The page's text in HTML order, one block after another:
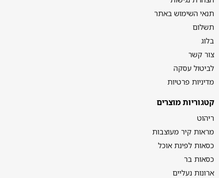
תנאי השימוש באתר
תשלום
בלוג
צור קשר
לביטול עסקה
מדיניות פרטיות
קטגוריות מוצרים
ריהוט
מראות קיר מעוצבות
כסאות לפינת אוכל
כסאות בר
ארונות נעליים